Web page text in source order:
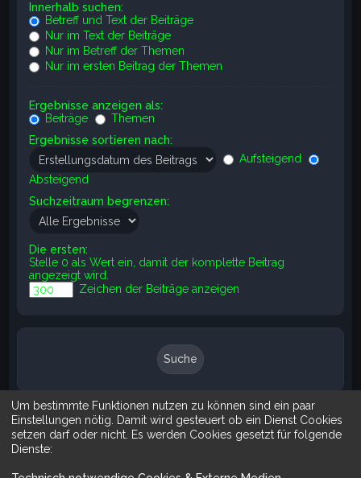
Innerhalb suchen:
Betreff und Text der Beiträge
Nur im Text der Beiträge
Nur im Betreff der Themen
Nur im ersten Beitrag der Themen
Ergebnisse anzeigen als:
Beiträge
Themen
Ergebnisse sortieren nach:
Aufsteigend
Absteigend
Suchzeitraum begrenzen:
Die ersten:
Stelle 0 als Wert ein, damit der komplette Beitrag
angezeigt wird.
Zeichen der Beiträge anzeigen
SucheErweiterte Suche
Um bestimmte Funktionen nutzen zu können sind ein paar
Einstellungen nötig. Damit wird gesteuert ob ein Dienst Cookies
setzen darf oder nicht. Es werden Cookies gesetzt für folgende
Dienste: